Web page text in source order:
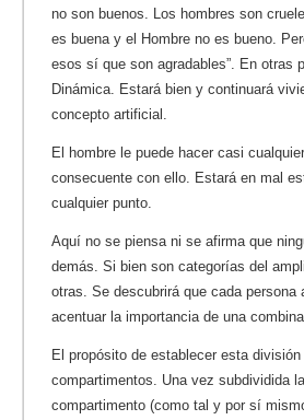
no son buenos. Los hombres son
es buena y el Hombre no es bueno.
esos sí que son agradables”. En otras
Dinámica. Estará bien y continuará
concepto artificial.
El hombre le puede hacer casi
consecuente con ello. Estará en mal
cualquier punto.
Aquí no se piensa ni se afirma que
demás. Si bien son categorías del
otras. Se descubrirá que cada
acentuar la importancia de una
El propósito de establecer esta
compartimentos. Una vez subdividida
compartimento (como tal y por sí